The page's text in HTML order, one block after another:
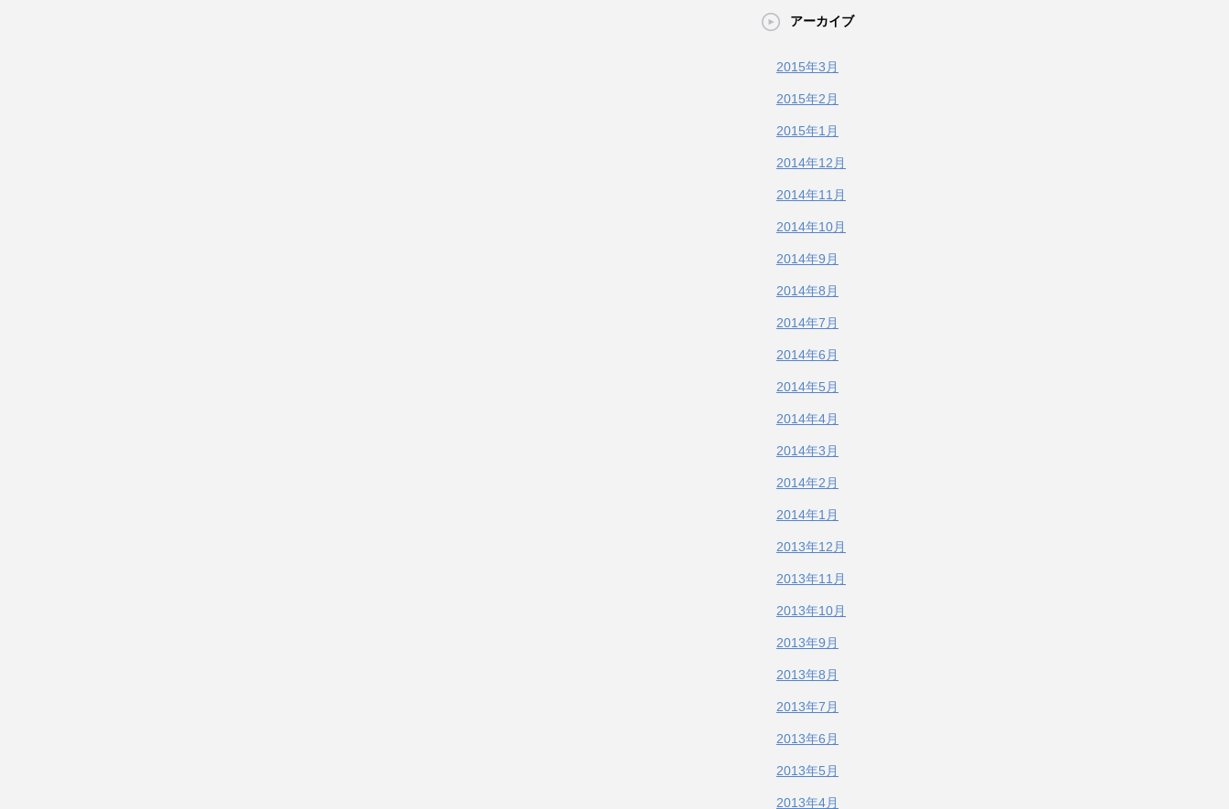
アーカイブ
2015年3月
2015年2月
2015年1月
2014年12月
2014年11月
2014年10月
2014年9月
2014年8月
2014年7月
2014年6月
2014年5月
2014年4月
2014年3月
2014年2月
2014年1月
2013年12月
2013年11月
2013年10月
2013年9月
2013年8月
2013年7月
2013年6月
2013年5月
2013年4月